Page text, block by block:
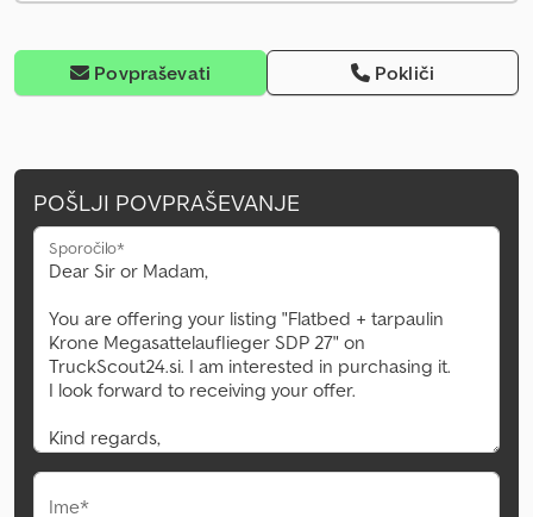
Povpraševati Pokliči
POŠLJI POVPRAŠEVANJE
Sporočilo*
Ime*